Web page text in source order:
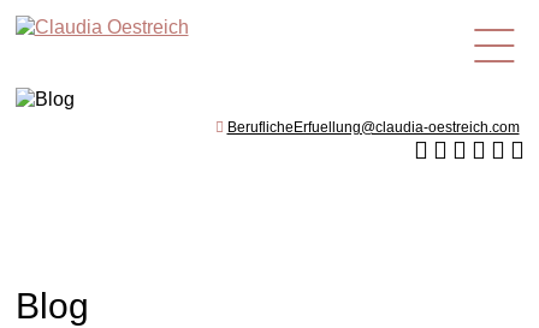
de
BeruflicheErfuellung@claudia-oestreich.com
Blog